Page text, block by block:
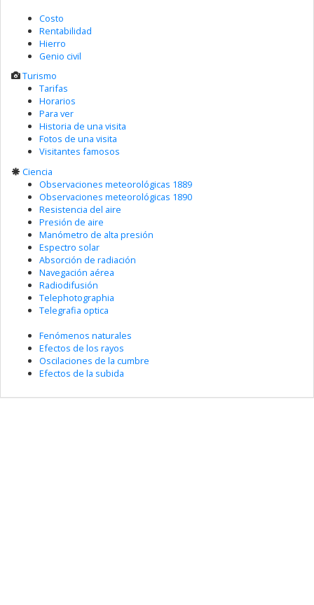
Costo
Rentabilidad
Hierro
Genio civil
Turismo
Tarifas
Horarios
Para ver
Historia de una visita
Fotos de una visita
Visitantes famosos
Ciencia
Observaciones meteorológicas 1889
Observaciones meteorológicas 1890
Resistencia del aire
Presión de aire
Manómetro de alta presión
Espectro solar
Absorción de radiación
Navegación aérea
Radiodifusión
Telephotographia
Telegrafia optica
Fenómenos naturales
Efectos de los rayos
Oscilaciones de la cumbre
Efectos de la subida